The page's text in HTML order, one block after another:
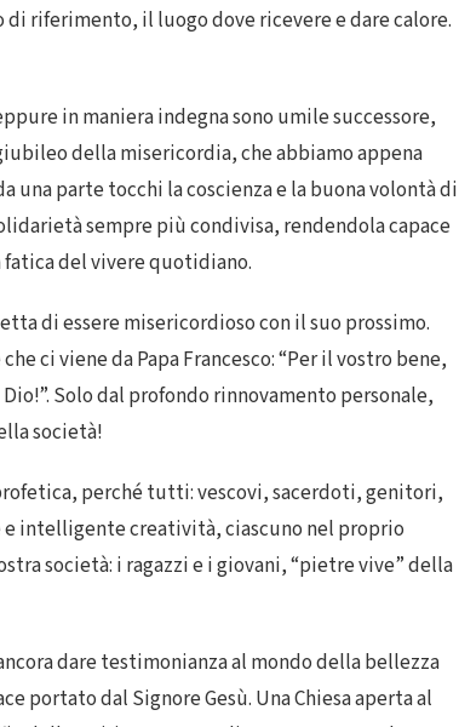
riferimento, il luogo dove ricevere e dare calore.
in maniera indegna sono umile successore,
della misericordia, che abbiamo appena
una parte tocchi la coscienza e la buona volontà di
sempre più condivisa, rendendola capace
del vivere quotidiano.
di essere misericordioso con il suo prossimo.
ci viene da Papa Francesco: “Per il vostro bene,
Solo dal profondo rinnovamento personale,
società!
perché tutti: vescovi, sacerdoti, genitori,
intelligente creatività, ciascuno nel proprio
società: i ragazzi e i giovani, “pietre vive” della
dare testimonianza al mondo della bellezza
portato dal Signore Gesù. Una Chiesa aperta al